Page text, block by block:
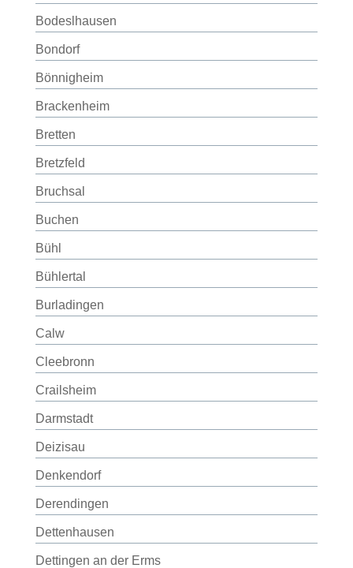
Bodeslhausen
Bondorf
Bönnigheim
Brackenheim
Bretten
Bretzfeld
Bruchsal
Buchen
Bühl
Bühlertal
Burladingen
Calw
Cleebronn
Crailsheim
Darmstadt
Deizisau
Denkendorf
Derendingen
Dettenhausen
Dettingen an der Erms